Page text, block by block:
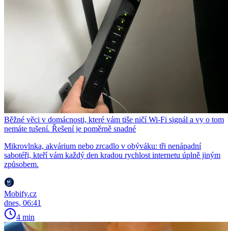
Běžné věci v domácnosti, které vám tiše ničí Wi-Fi signál a vy o tom
nemáte tušení. Řešení je poměrně snadné
Mikrovlnka, akvárium nebo zrcadlo v obýváku: tři nenápadní
sabotéři, kteří vám každý den kradou rychlost internetu úplně jiným
způsobem.
Mobify.cz
dnes, 06:41
4 min